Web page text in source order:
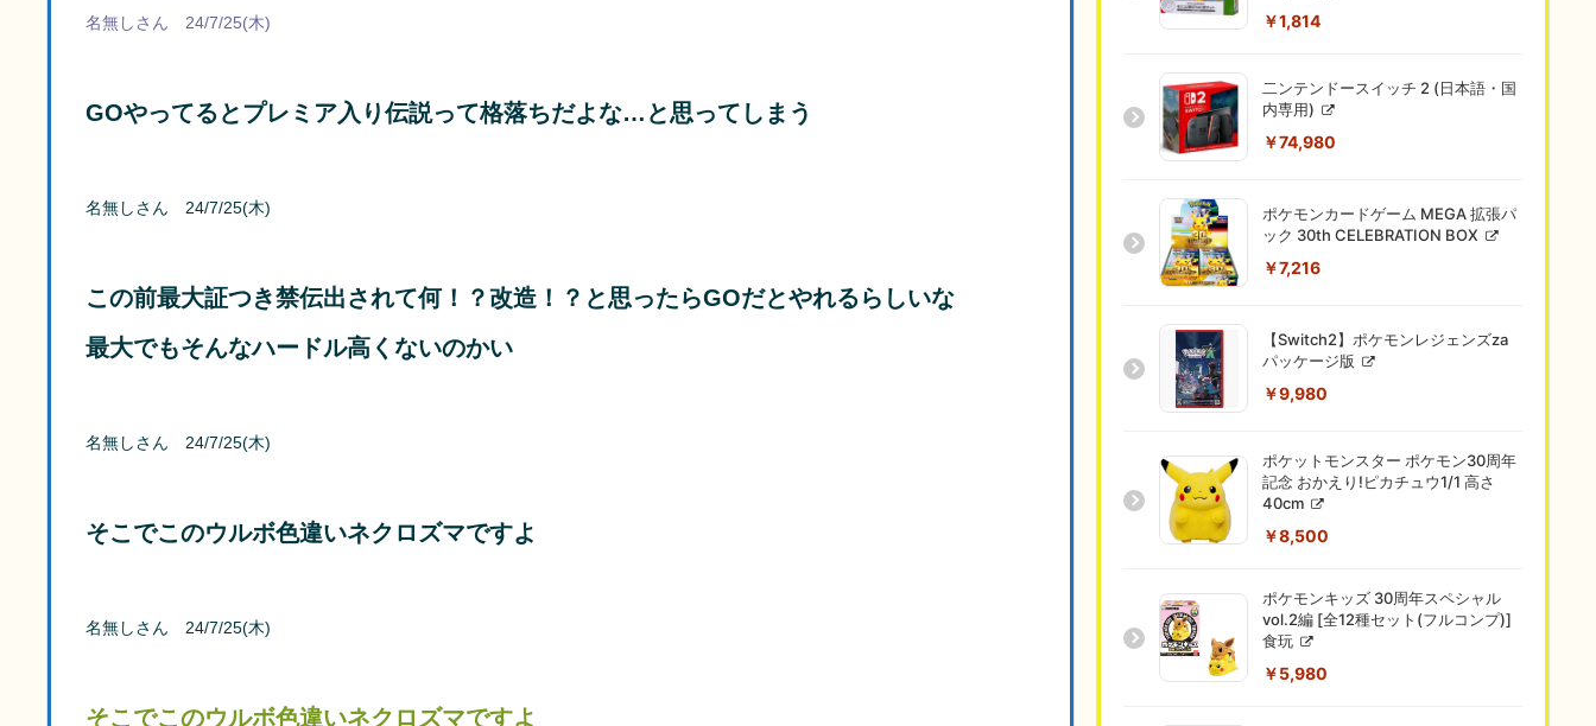
名無しさん 24/7/25(木)
GOやってるとプレミア入り伝説って格落ちだよな…と思ってしまう
名無しさん 24/7/25(木)
この前最大証つき禁伝出されて何！？改造！？と思ったらGOだとやれるらしいな
最大でもそんなハードル高くないのかい
名無しさん 24/7/25(木)
そこでこのウルボ色違いネクロズマですよ
名無しさん 24/7/25(木)
そこでこのウルボ色違いネクロズマですよ
￥1,814
二ンテンドースイッチ 2 (日本語・国
内専用)
￥74,980
ポケモンカードゲーム MEGA 拡張パ
ック 30th CELEBRATION BOX
￥7,216
【Switch2】ポケモンレジェンズza
パッケージ版
￥9,980
ポケットモンスター ポケモン30周年
記念 おかえり!ピカチュウ1/1 高さ
40cm
￥8,500
ポケモンキッズ 30周年スペシャル
vol.2編 [全12種セット(フルコンプ)]
食玩
￥5,980